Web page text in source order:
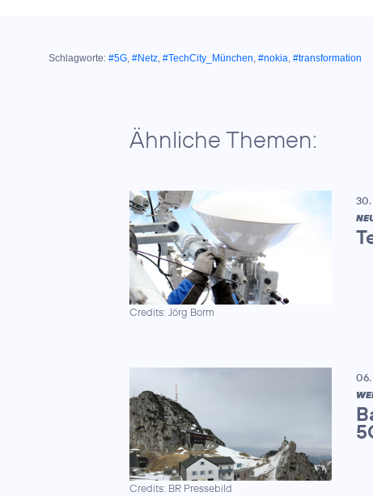
Schlagworte: #5G, #Netz, #TechCity_München, #nokia, #transformation
Ähnliche Themen:
Credits: Jörg Borm
30.
Credits: BR Pressebild
06.